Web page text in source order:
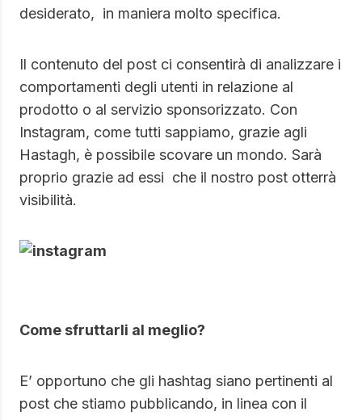
desiderato, in maniera molto specifica.
Il contenuto del post ci consentirà di analizzare i
comportamenti degli utenti in relazione al
prodotto o al servizio sponsorizzato. Con
Instagram, come tutti sappiamo, grazie agli
Hastagh, è possibile scovare un mondo. Sarà
proprio grazie ad essi che il nostro post otterrà
visibilità.
Come sfruttarli al meglio?
E’ opportuno che gli hashtag siano pertinenti al
post che stiamo pubblicando, in linea con il